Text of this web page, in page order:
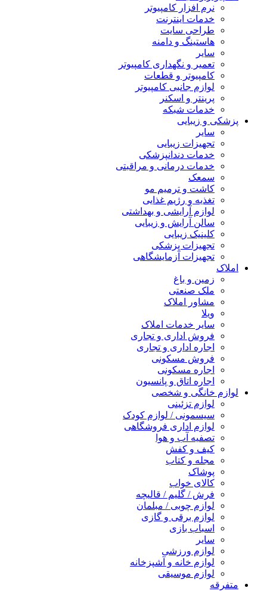
نرم افزار کامپیوتر
خدمات اینترنت
طراحی سایت
هاستینگ و دامنه
سایر
تعمیر و نگهداری کامپیوتر
کامپیوتر و قطعات
لوازم جانبی کامپیوتر
پرینتر و اسکنر
خدمات شبکه
پزشکی و زیبایی
سایر
تجهیزات زیبایی
خدمات دندانپزشکی
خدمات درمانی و مراقبتی
سمعک
کاشت و ترمیم مو
تغذیه و رژیم غذایی
لوازم آرایشی و بهداشتی
سالن آرایش و زیبایی
کلینیک زیبایی
تجهیزات پزشکی
تجهیزات آزمایشگاهی
املاک
زمین و باغ
ملک صنعتی
مشاور املاک
ویلا
سایر خدمات املاک
فروش اداری و تجاری
اجاره اداری و تجاری
فروش مسکونی
اجاره مسکونی
اجاره اتاق و پانسیون
لوازم خانگی و شخصی
لوازم تزئینی
سیسمونی / لوازم کودک
لوازم اداری فروشگاهی
تصفیه آب و هوا
کیف و کفش
مجله و کتاب
پوشاک
کالای خواب
فرش / گلیم / قالیچه
لوازم چوبی / مبلمان
لوازم برقی و گازی
اسباب بازی
سایر
لوازم ورزشی
لوازم خانه و آشپزخانه
لوازم موسیقی
متفرقه